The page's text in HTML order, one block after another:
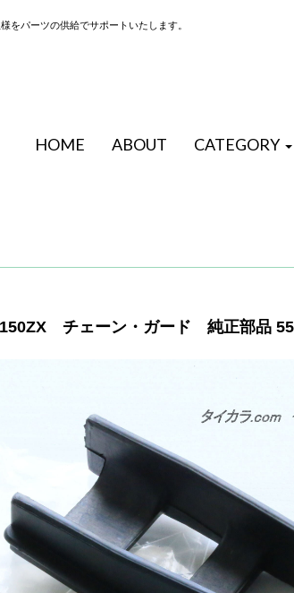
パーツの供給でサポートいたします。
HOME ABOUT CATEGORY
チェーン・ガード 純正部品